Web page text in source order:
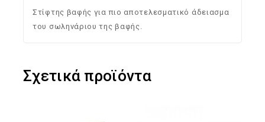
Στίφτης βαφής για πιο αποτελεσματικό άδειασμα
του σωληνάριου της βαφής.
Σχετικά προϊόντα